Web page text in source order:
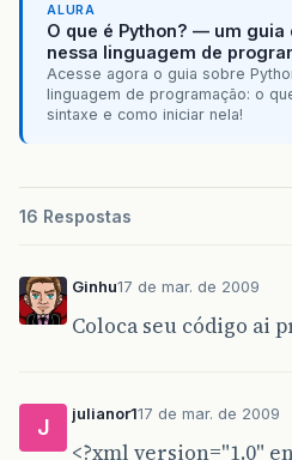
ALURA
O que é Python? — um
nessa linguagem de
Acesse agora o guia sobre
linguagem de programação: o
sintaxe e como iniciar nela!
16 Respostas
Ginhu17 de mar. de 2009
Coloca seu código ai
J
julianor117 de mar. de 2009
<?xml version="1.0"